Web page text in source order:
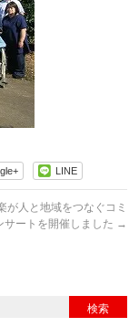
LINE
が人と地域をつなぐコミ
サートを開催しました →